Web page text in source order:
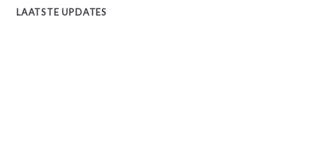
LAATSTE UPDATES